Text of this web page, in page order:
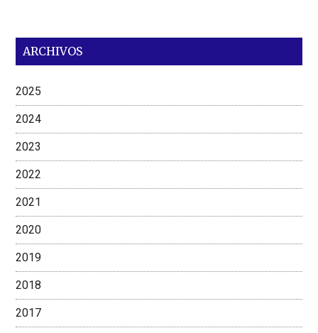
ARCHIVOS
2025
2024
2023
2022
2021
2020
2019
2018
2017